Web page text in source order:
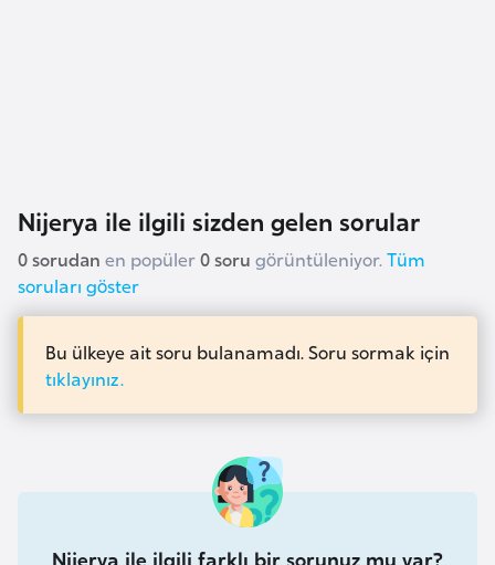
Nijerya ile ilgili sizden gelen sorular
0 sorudan en popüler0 soru görüntüleniyor. Tüm
soruları göster
Bu ülkeye ait soru bulanamadı. Soru sormak için
tıklayınız.
Nijerya ile ilgili farklı bir sorunuz mu var?
s
n
a
H